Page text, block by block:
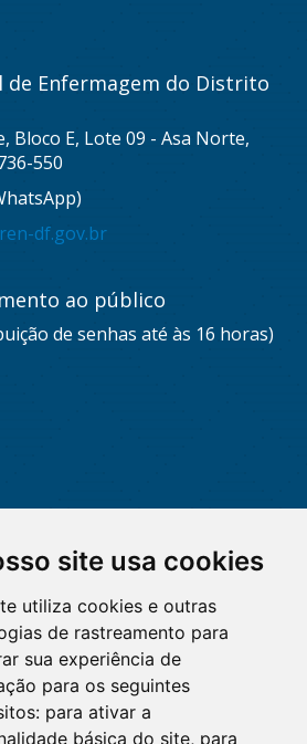
site usa cookies
utiliza cookies e outras
de rastreamento para
sua experiência de
para os seguintes
para ativar a
básica do site, para
de Enfermagem do Distrito
Bloco E, Lote 09 - Asa Norte,
550
df.gov.br
ao público
de senhas até às 16 horas)